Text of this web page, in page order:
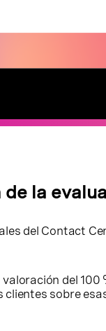
la
del Contact
del
sobre